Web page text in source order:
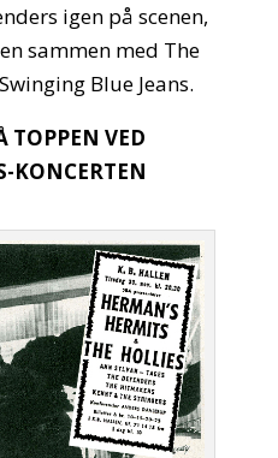
igen på scenen,
sammen med The
Blue Jeans.
TOPPEN VED
KONCERTEN